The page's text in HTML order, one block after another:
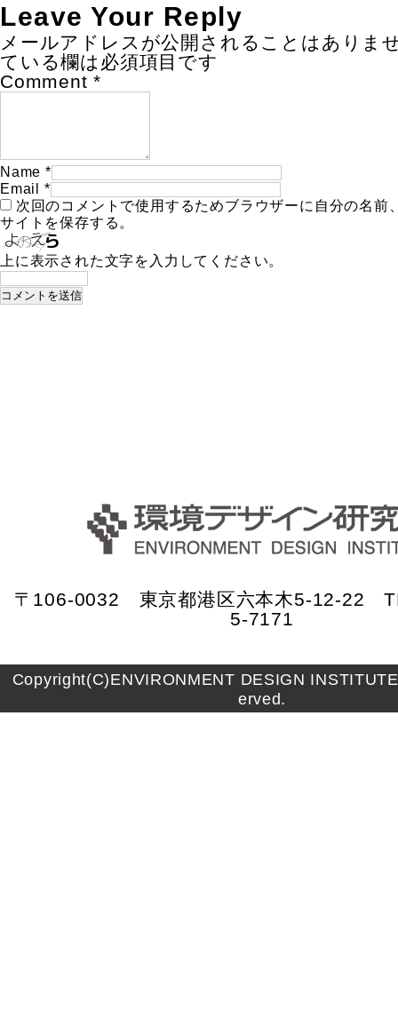
Leave Your Reply
メールアドレスが公開されることはありま
ている欄は必須項目です
Comment *
Name *
Email
*
次回のコメントで使用するためブラウザーに自分の名前
サイトを保存する。
上に表示された文字を入力してください。
〒106-0032 東京都港区六本木5-12-22
5-7171
Copyright(C)ENVIRONMENT DESIGN
erved.